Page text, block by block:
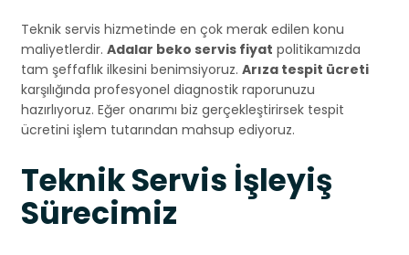
Teknik servis hizmetinde en çok merak edilen konu
maliyetlerdir. Adalar beko servis fiyat politikamızda
tam şeffaflık ilkesini benimsiyoruz. Arıza tespit ücreti
karşılığında profesyonel diagnostik raporunuzu
hazırlıyoruz. Eğer onarımı biz gerçekleştirirsek tespit
ücretini işlem tutarından mahsup ediyoruz.
Teknik Servis İşleyiş
Sürecimiz